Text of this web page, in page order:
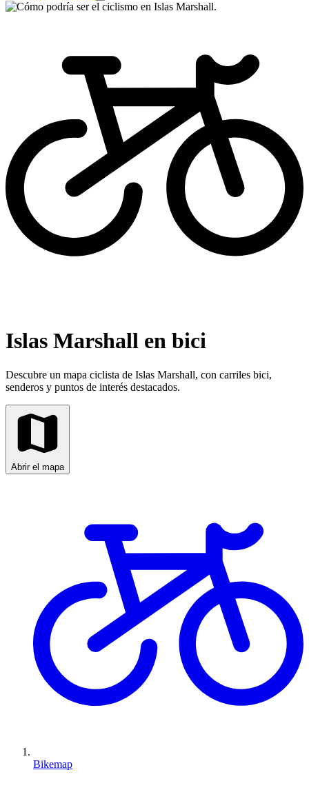
Islas Marshall en bici
Descubre un mapa ciclista de Islas Marshall, con carriles bici,
senderos y puntos de interés destacados.
Abrir el mapa
Bikemap